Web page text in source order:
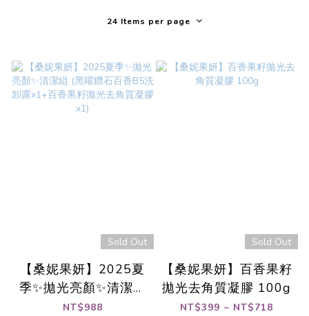
24 Items per page
Sold Out
【桑妮果妍】2025夏
季✨拋光亮顏✨清潔組
(黑曜鑽石百香B5洗卸
NT$988
Sold Out
【桑妮果妍】百香果籽
拋光去角質凝膠 100g
NT$399 ~ NT$718